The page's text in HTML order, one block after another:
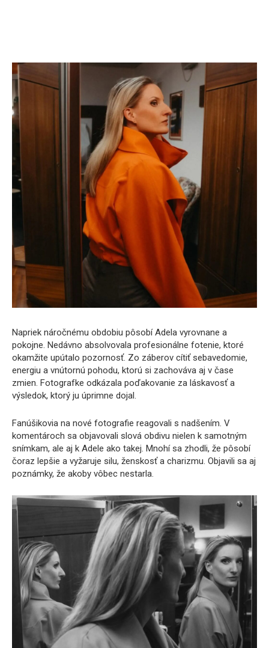
Napriek náročnému obdobiu pôsobí Adela vyrovnane a
pokojne. Nedávno absolvovala profesionálne fotenie, ktoré
okamžite upútalo pozornosť. Zo záberov cítiť sebavedomie,
energiu a vnútornú pohodu, ktorú si zachováva aj v čase
zmien. Fotografke odkázala poďakovanie za láskavosť a
výsledok, ktorý ju úprimne dojal.
Fanúšikovia na nové fotografie reagovali s nadšením. V
komentároch sa objavovali slová obdivu nielen k samotným
snímkam, ale aj k Adele ako takej. Mnohí sa zhodli, že pôsobí
čoraz lepšie a vyžaruje silu, ženskosť a charizmu. Objavili sa aj
poznámky, že akoby vôbec nestarla.